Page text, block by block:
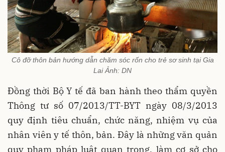
Cô đỡ thôn bản hướng dẫn chăm sóc rốn cho trẻ sơ sinh tại Gia
Lai Ảnh: DN
Đồng thời Bộ Y tế đã ban hành theo thẩm quyền
Thông tư số 07/2013/TT-BYT ngày 08/3/2013
quy định tiêu chuẩn, chức năng, nhiệm vụ của
nhân viên y tế thôn, bản. Đây là những văn quản
quy phạm pháp luật quan trọng, làm cơ sở cho